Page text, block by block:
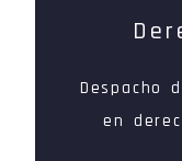
Despacho
en